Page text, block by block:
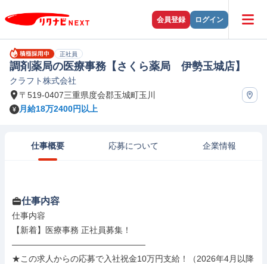
会員登録 ログイン
正社員
調剤薬局の医療事務【さくら薬局 伊勢玉城店】
クラフト株式会社
〒519-0407三重県度会郡玉城町玉川
月給18万2400円以上
仕事概要 応募について 企業情報
仕事内容
仕事内容
【新着】医療事務 正社員募集！
――――――――――――――――
★この求人からの応募で入社祝金10万円支給！（2026年4月以降